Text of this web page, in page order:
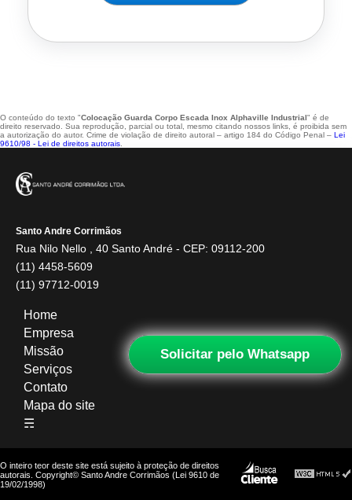
Solicitar pelo Whatsapp
O conteúdo do texto "Colocação Guarda Corpo Escada Inox Alphaville Industrial" é de
direito reservado. Sua reprodução, parcial ou total, mesmo citando nossos links, é proibida sem
a autorização do autor. Crime de violação de direito autoral – artigo 184 do Código Penal – Lei
9610/98 - Lei de direitos autorais
Santo Andre Corrimãos
Rua Nilo Nello , 40 Santo André - CEP: 09112-200
(11) 4458-5609
(11) 97712-0019
Home
Empresa
Missão
Serviços
Contato
Mapa do site
☴
O inteiro teor deste site está sujeito à proteção de direitos
autorais. Copyright© Santo Andre Corrimãos (Lei 9610 de
19/02/1998)